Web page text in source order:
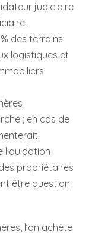
judiciaire
des terrains
logistiques et
; en cas de
liquidation
propriétaires
être question
l’on achète